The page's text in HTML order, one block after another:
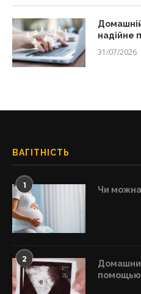
надійне
31/07/2026
ВАГІТНІСТЬ
1 Чи
2